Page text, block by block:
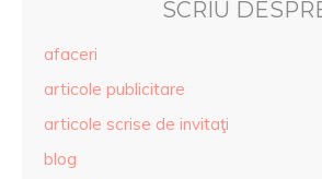
SCRIU
afaceri
articole publicitare
articole scrise de invitaţi
blog